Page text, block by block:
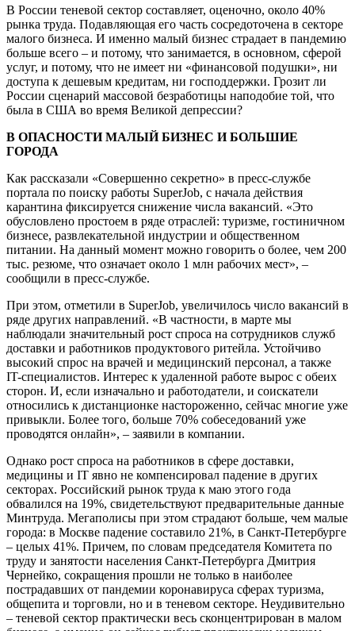
В России теневой сектор составляет, оценочно, около 40%
рынка труда. Подавляющая его часть сосредоточена в секторе
малого бизнеса. И именно малый бизнес страдает в пандемию
больше всего – и потому, что занимается, в основном, сферой
услуг, и потому, что не имеет ни «финансовой подушки», ни
доступа к дешевым кредитам, ни господдержки. Грозит ли
России сценарий массовой безработицы наподобие той, что
была в США во время Великой депрессии?
В ОПАСНОСТИ МАЛЫЙ БИЗНЕС И БОЛЬШИЕ
ГОРОДА
Как рассказали «Совершенно секретно» в пресс-службе
портала по поиску работы SuperJob, с начала действия
карантина фиксируется снижение числа вакансий. «Это
обусловлено простоем в ряде отраслей: туризме, гостиничном
бизнесе, развлекательной индустрии и общественном
питании. На данный момент можно говорить о более, чем 200
тыс. резюме, что означает около 1 млн рабочих мест», –
сообщили в пресс-службе.
При этом, отметили в SuperJob, увеличилось число вакансий в
ряде других направлений. «В частности, в марте мы
наблюдали значительный рост спроса на сотрудников служб
доставки и работников продуктового ритейла. Устойчиво
высокий спрос на врачей и медицинский персонал, а также
IT-специалистов. Интерес к удаленной работе вырос с обеих
сторон. И, если изначально и работодатели, и соискатели
относились к дистанционке настороженно, сейчас многие уже
привыкли. Более того, больше 70% собеседований уже
проводятся онлайн», – заявили в компании.
Однако рост спроса на работников в сфере доставки,
медицины и IT явно не компенсировал падение в других
секторах. Российский рынок труда к маю этого года
обвалился на 19%, свидетельствуют предварительные данные
Минтруда. Мегаполисы при этом страдают больше, чем малые
города: в Москве падение составило 21%, в Санкт-Петербурге
– целых 41%. Причем, по словам председателя Комитета по
труду и занятости населения Санкт-Петербурга Дмитрия
Чернейко, сокращения прошли не только в наиболее
пострадавших от пандемии коронавируса сферах туризма,
общепита и торговли, но и в теневом секторе. Неудивительно
– теневой сектор практически весь сконцентрирован в малом